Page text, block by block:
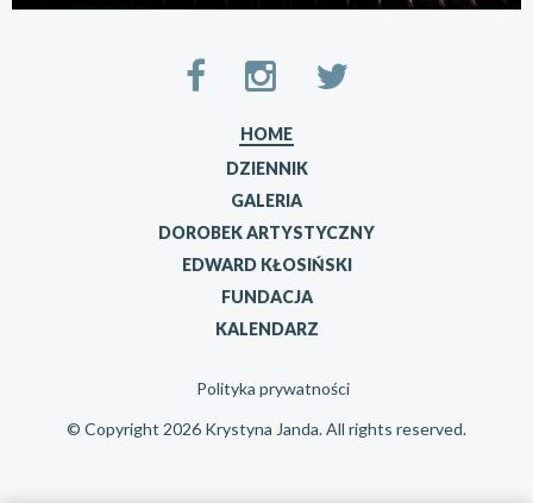
HOME
DZIENNIK
GALERIA
DOROBEK ARTYSTYCZNY
EDWARD KŁOSIŃSKI
FUNDACJA
KALENDARZ
Polityka prywatności
© Copyright 2026 Krystyna Janda. All rights reserved.